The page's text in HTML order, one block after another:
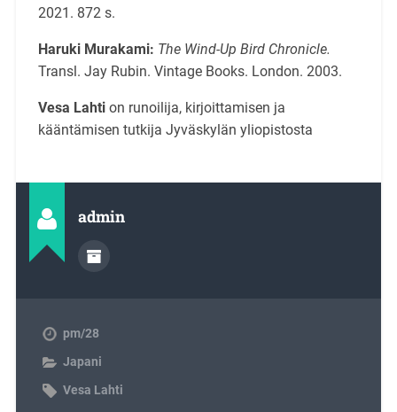
2021. 872 s.
Haruki Murakami: The Wind-Up Bird Chronicle.
Transl. Jay Rubin. Vintage Books. London. 2003.
Vesa Lahtion runoilija, kirjoittamisen ja
kääntämisen tutkija Jyväskylän yliopistosta
admin
pm/28
Japani
Vesa Lahti